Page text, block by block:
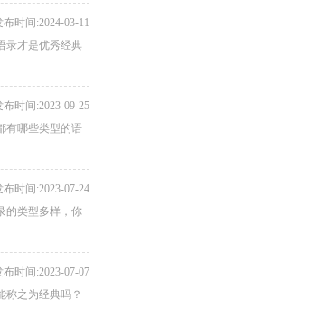
布时间:2024-03-11
录才是优秀经典
布时间:2023-09-25
有哪些类型的语
布时间:2023-07-24
的类型多样，你
布时间:2023-07-07
称之为经典吗？